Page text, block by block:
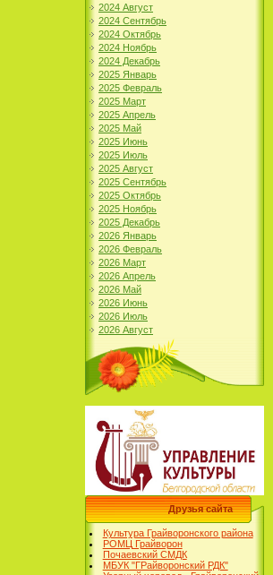
2024 Август
2024 Сентябрь
2024 Октябрь
2024 Ноябрь
2024 Декабрь
2025 Январь
2025 Февраль
2025 Март
2025 Апрель
2025 Май
2025 Июнь
2025 Июль
2025 Август
2025 Сентябрь
2025 Октябрь
2025 Ноябрь
2025 Декабрь
2026 Январь
2026 Февраль
2026 Март
2026 Апрель
2026 Май
2026 Июнь
2026 Июль
2026 Август
Друзья сайта
Культура Грайворонского района
РОМЦ Грайворон
Почаевский СМДК
МБУК "ГРайворонский РДК"